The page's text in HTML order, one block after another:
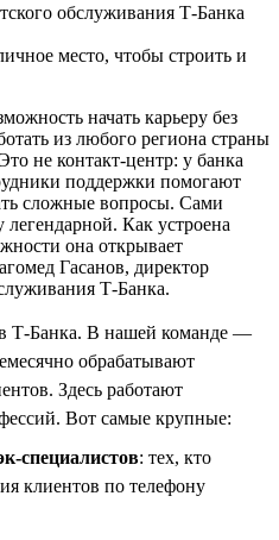
обслуживания Т-Банка
место, чтобы строить и
начать карьеру без
из любого региона страны
не контакт-центр: у банка
поддержки помогают
сложные вопросы. Сами
Как устроена
она открывает
Гасанов, директор
Т-Банка.
Т-Банка. В нашей команде —
обрабатывают
Здесь работают
Вот самые крупные:
специалистов: тех, кто
клиентов по телефону